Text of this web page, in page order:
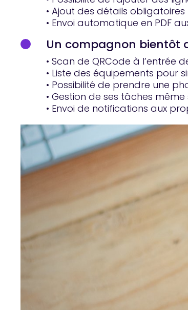
• Ajout des détails
• Envoi automatique en PDF
Un compagnon bientôt
• Scan de QRCode à
• Liste des équipements pour
• Possibilité de prendre une
• Gestion de ses tâches
• Envoi de notifications aux